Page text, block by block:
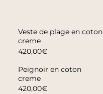
Veste de plage en coton
creme
420,00€
Peignoir en coton
creme
420,00€